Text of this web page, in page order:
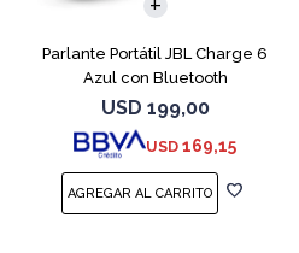
Parlante Portátil JBL Charge 6
Azul con Bluetooth
USD 199,00
USD 169,15